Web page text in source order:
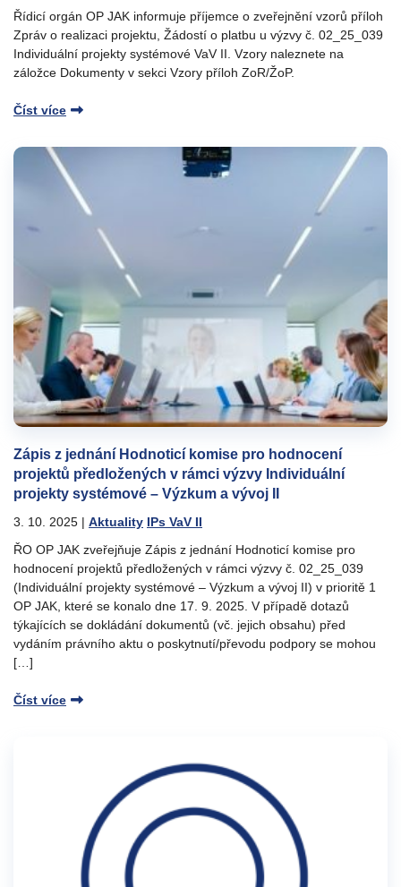
Řídicí orgán OP JAK informuje příjemce o zveřejnění vzorů příloh
Zpráv o realizaci projektu, Žádostí o platbu u výzvy č. 02_25_039
Individuální projekty systémové VaV II. Vzory naleznete na
záložce Dokumenty v sekci Vzory příloh ZoR/ŽoP.
Číst více
Zápis z jednání Hodnoticí komise pro hodnocení
projektů předložených v rámci výzvy Individuální
projekty systémové – Výzkum a vývoj II
3. 10. 2025 | Aktuality IPs VaV II
ŘO OP JAK zveřejňuje Zápis z jednání Hodnoticí komise pro
hodnocení projektů předložených v rámci výzvy č. 02_25_039
(Individuální projekty systémové – Výzkum a vývoj II) v prioritě 1
OP JAK, které se konalo dne 17. 9. 2025. V případě dotazů
týkajících se dokládání dokumentů (vč. jejich obsahu) před
vydáním právního aktu o poskytnutí/převodu podpory se mohou
[…]
Číst více